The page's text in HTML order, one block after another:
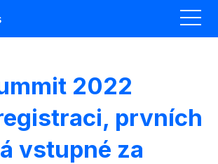
2022
prvních
vstupné za